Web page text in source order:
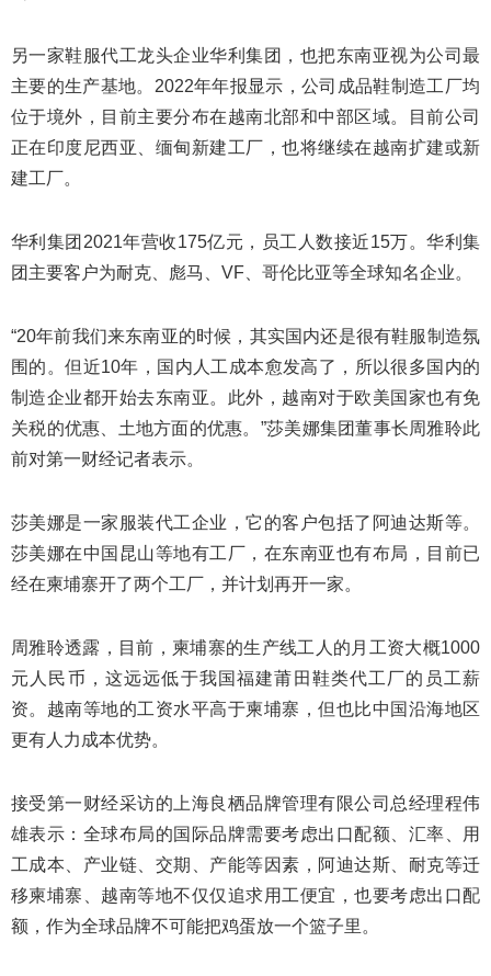
另一家鞋服代工龙头企业华利集团，也把东南亚视为公司最
主要的生产基地。2022年年报显示，公司成品鞋制造工厂均
位于境外，目前主要分布在越南北部和中部区域。目前公司
正在印度尼西亚、缅甸新建工厂，也将继续在越南扩建或新
建工厂。
华利集团2021年营收175亿元，员工人数接近15万。华利集
团主要客户为耐克、彪马、VF、哥伦比亚等全球知名企业。
“20年前我们来东南亚的时候，其实国内还是很有鞋服制造氛
围的。但近10年，国内人工成本愈发高了，所以很多国内的
制造企业都开始去东南亚。此外，越南对于欧美国家也有免
关税的优惠、土地方面的优惠。”莎美娜集团董事长周雅聆此
前对第一财经记者表示。
莎美娜是一家服装代工企业，它的客户包括了阿迪达斯等。
莎美娜在中国昆山等地有工厂，在东南亚也有布局，目前已
经在柬埔寨开了两个工厂，并计划再开一家。
周雅聆透露，目前，柬埔寨的生产线工人的月工资大概1000
元人民币，这远远低于我国福建莆田鞋类代工厂的员工薪
资。越南等地的工资水平高于柬埔寨，但也比中国沿海地区
更有人力成本优势。
接受第一财经采访的上海良栖品牌管理有限公司总经理程伟
雄表示：全球布局的国际品牌需要考虑出口配额、汇率、用
工成本、产业链、交期、产能等因素，阿迪达斯、耐克等迁
移柬埔寨、越南等地不仅仅追求用工便宜，也要考虑出口配
额，作为全球品牌不可能把鸡蛋放一个篮子里。